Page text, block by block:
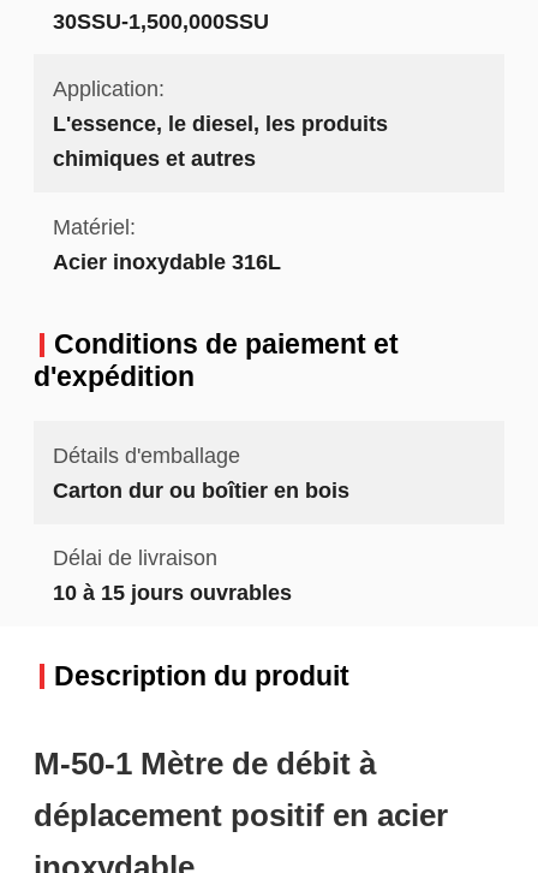
30SSU-1,500,000SSU
Application:
L'essence, le diesel, les produits
chimiques et autres
Matériel:
Acier inoxydable 316L
Conditions de paiement et
d'expédition
Détails d'emballage
Carton dur ou boîtier en bois
Délai de livraison
10 à 15 jours ouvrables
Description du produit
M-50-1 Mètre de débit à
déplacement positif en acier